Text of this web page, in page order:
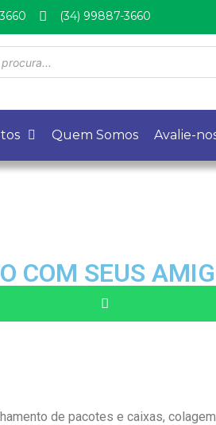
(34) 99887-3660
Quem Somos Avalie-
COM SEUS
de pacotes e caixas,